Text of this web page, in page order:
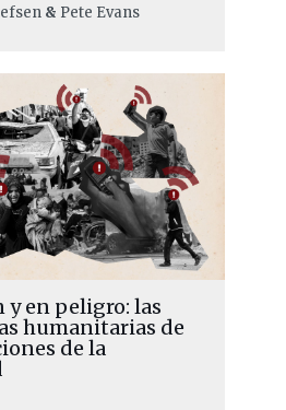
& Pete Evans
y en peligro: las
humanitarias de
de la